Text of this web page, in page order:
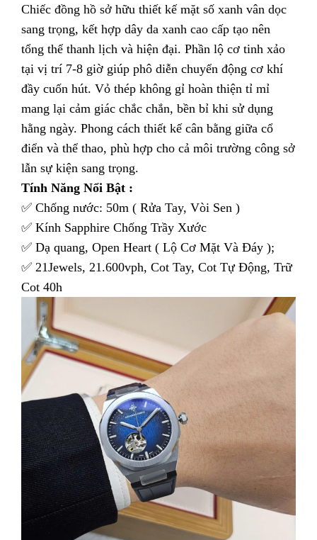
Chiếc đồng hồ sở hữu thiết kế mặt số xanh vân dọc
sang trọng, kết hợp dây da xanh cao cấp tạo nên
tổng thể thanh lịch và hiện đại. Phần lộ cơ tinh xảo
tại vị trí 7-8 giờ giúp phô diễn chuyển động cơ khí
đầy cuốn hút. Vỏ thép không gỉ hoàn thiện tỉ mỉ
mang lại cảm giác chắc chắn, bền bỉ khi sử dụng
hằng ngày. Phong cách thiết kế cân bằng giữa cổ
điển và thể thao, phù hợp cho cả môi trường công sở
lẫn sự kiện sang trọng.
Tính Năng Nổi Bật :
✅ Chống nước: 50m ( Rửa Tay, Vòi Sen )
✅ Kính Sapphire Chống Trầy Xước
✅ Dạ quang, Open Heart ( Lộ Cơ Mặt Và Đáy );
✅ 21Jewels, 21.600vph, Cot Tay, Cot Tự Động, Trữ
Cot 40h